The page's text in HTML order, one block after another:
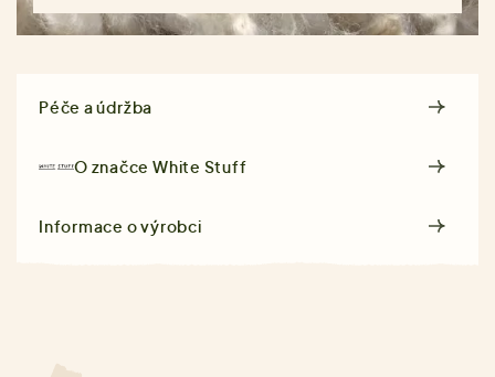
Péče a údržba
O značceWhite Stuff
Informace o výrobci